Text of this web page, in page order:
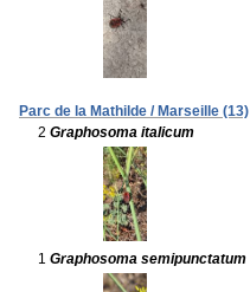
Parc de la Mathilde / Marseille (13)
2 Graphosoma italicum
1 Graphosoma semipunctatum